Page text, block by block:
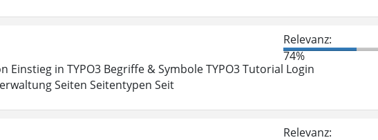
Relevanz:
74%
in TYPO3 Begriffe & Symbole TYPO3 Tutorial Login
Seiten Seitentypen Seit
Relevanz: